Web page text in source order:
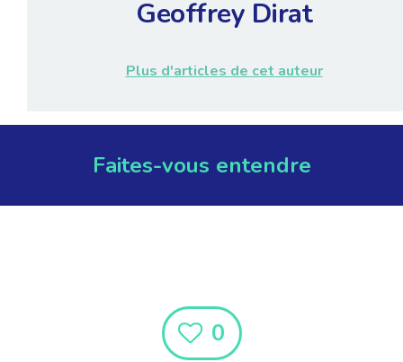
Geoffrey Dirat
Plus d'articles de cet auteur
Faites-vous entendre
0